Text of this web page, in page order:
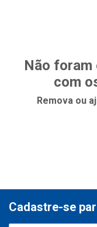
Não
com
Remova ou
Cadastre-se